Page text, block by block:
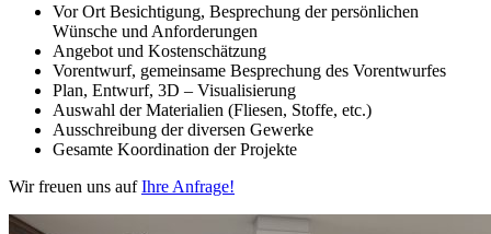
Vor Ort Besichtigung, Besprechung der persönlichen
Wünsche und Anforderungen
Angebot und Kostenschätzung
Vorentwurf, gemeinsame Besprechung des Vorentwurfes
Plan, Entwurf, 3D – Visualisierung
Auswahl der Materialien (Fliesen, Stoffe, etc.)
Ausschreibung der diversen Gewerke
Gesamte Koordination der Projekte
Wir freuen uns aufIhre Anfrage!